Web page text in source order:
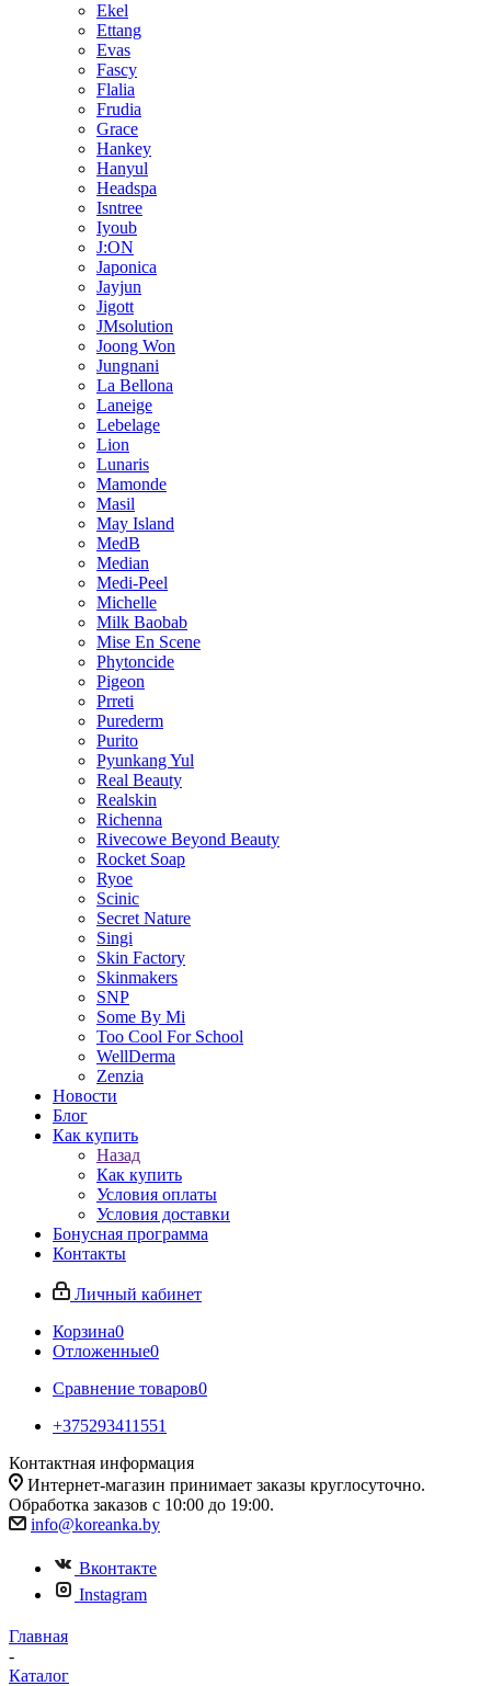
Ekel
Ettang
Evas
Fascy
Flalia
Frudia
Grace
Hankey
Hanyul
Headspa
Isntree
Iyoub
J:ON
Japonica
Jayjun
Jigott
JMsolution
Joong Won
Jungnani
La Bellona
Laneige
Lebelage
Lion
Lunaris
Mamonde
Masil
May Island
MedB
Median
Medi-Peel
Michelle
Milk Baobab
Mise En Scene
Phytoncide
Pigeon
Prreti
Purederm
Purito
Pyunkang Yul
Real Beauty
Realskin
Richenna
Rivecowe Beyond Beauty
Rocket Soap
Ryoe
Scinic
Secret Nature
Singi
Skin Factory
Skinmakers
SNP
Some By Mi
Too Cool For School
WellDerma
Zenzia
Новости
Блог
Как купить
Назад
Как купить
Условия оплаты
Условия доставки
Бонусная программа
Контакты
Личный кабинет
Корзина0
Отложенные0
Сравнение товаров0
+375293411551
Контактная информация
Интернет-магазин принимает заказы круглосуточно.
Обработка заказов с 10:00 до 19:00.
info@koreanka.by
Вконтакте
Instagram
Главная
-
Каталог